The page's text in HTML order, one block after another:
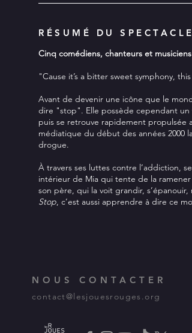
RÉSUMÉ DU SPECTACLE
Cinq comédiens, chanteurs et
"Cause it’s a bitter sweet symphony,
Avant de devenir une icône que le
dire "stop". Elle possède cependant un
puis se retrouve rapidement propulsée
médiatique du début des années 2000
drogue.
À travers ses luttes contre l’addiction,
intérieur de Mia qui tente de la ramener
son père, qui la voit grandir,
Stop, c’est aussi apprendre à dire ce
NOUS CONTACTER
contact@lesjouesrouges.org